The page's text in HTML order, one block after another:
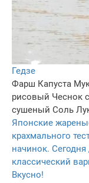
Гедзе
Фарш Капуста
рисовый Чеснок
сушеный Соль
Японские
крахмального
начинок.
классический
Вкусно!